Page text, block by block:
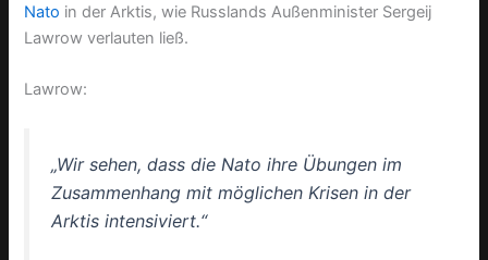
Nato in der Arktis, wie Russlands Außenminister Sergeij
Lawrow verlauten ließ.
Lawrow:
„Wir sehen, dass die Nato ihre Übungen im
Zusammenhang mit möglichen Krisen in der
Arktis intensiviert.“